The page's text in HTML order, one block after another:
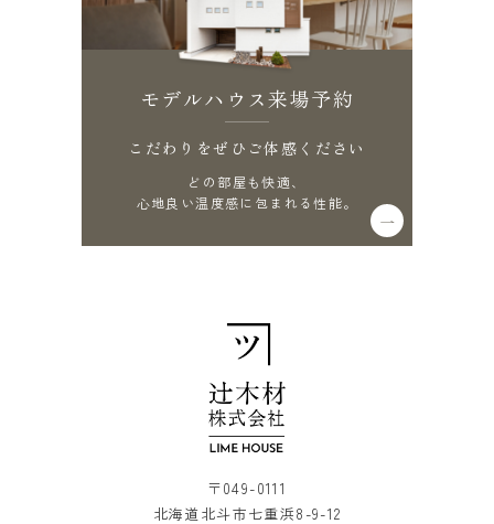
モデルハウス来場予約
こだわりをぜひご体感ください
どの部屋も快適、
心地良い温度感に包まれる性能。
〒049-0111
北海道北斗市七重浜8-9-12